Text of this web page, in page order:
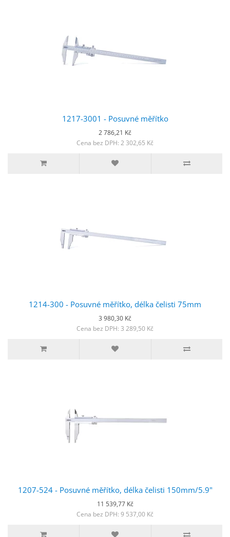
1217-3001 - Posuvné měřítko
2 786,21 Kč
Cena bez DPH: 2 302,65 Kč
1214-300 - Posuvné měřítko, délka čelisti 75mm
3 980,30 Kč
Cena bez DPH: 3 289,50 Kč
1207-524 - Posuvné měřítko, délka čelisti 150mm/5.9"
11 539,77 Kč
Cena bez DPH: 9 537,00 Kč